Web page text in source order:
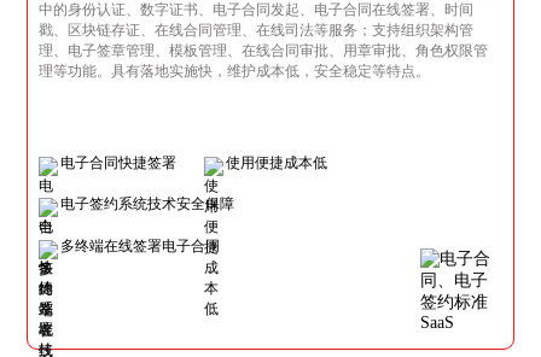
中的身份认证、数字证书、电子合同发起、电子合同在线签署、时间
戳、区块链存证、在线合同管理、在线司法等服务；支持组织架构管
理、电子签章管理、模板管理、在线合同审批、用章审批、角色权限管
理等功能。具有落地实施快，维护成本低，安全稳定等特点。
电子合同快捷签署 使用便捷成本低
电子签约系统技术安全保障
多终端在线签署电子合同